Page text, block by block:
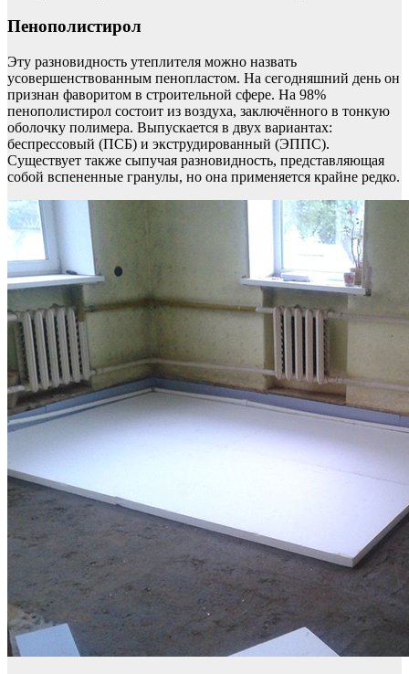
Пенополистирол
Эту разновидность утеплителя можно назвать
усовершенствованным пенопластом. На сегодняшний день он
признан фаворитом в строительной сфере. На 98%
пенополистирол состоит из воздуха, заключённого в тонкую
оболочку полимера. Выпускается в двух вариантах:
беспрессовый (ПСБ) и экструдированный (ЭППС).
Существует также сыпучая разновидность, представляющая
собой вспененные гранулы, но она применяется крайне редко.